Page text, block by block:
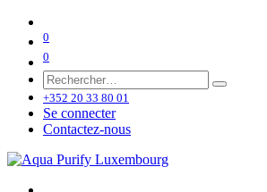
0
0
+352 20 33 80 01
Se connecter
Contactez-nous